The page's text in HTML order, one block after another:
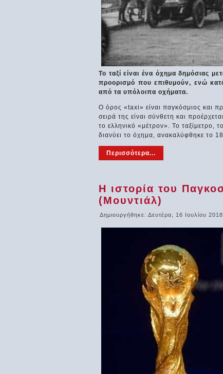
Το ταξί είναι ένα όχημα δημόσιας
προορισμό που επιθυμούν, ενώ
από τα υπόλοιπα οχήματα.
Ο όρος «taxi» είναι παγκόσμιος και
σειρά της είναι σύνθετη και
το ελληνικό «μέτρον». Το
διανύει το όχημα, ανακαλύφθηκε το
Περισσότερα...
Η ιστορία του
(Μουντιάλ)
Δημιουργήθηκε: Δευτέρα, 16 Ιουλίου